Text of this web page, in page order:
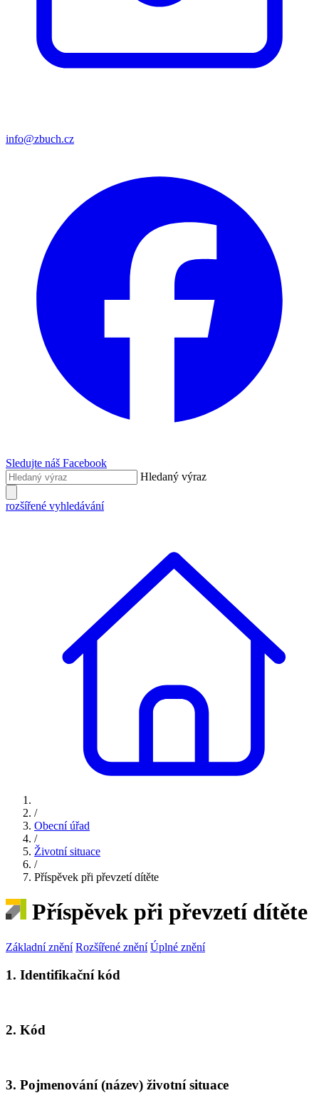
info@zbuch.cz
Sledujte náš Facebook
Hledaný výraz
rozšířené vyhledávání
/
Obecní úřad
/
Životní situace
/
Příspěvek při převzetí dítěte
Příspěvek při převzetí dítěte
Základní znění Rozšířené znění Úplné znění
1. Identifikační kód
2. Kód
3. Pojmenování (název) životní situace